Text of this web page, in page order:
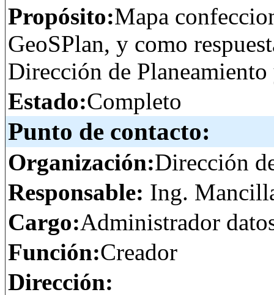
Propósito:Mapa
GeoSPlan, y como
Dirección de
Estado:Completo
Punto de contacto:
Organización:Dirección
Responsable: Ing.
Cargo:Administrador
Función:Creador
Dirección: